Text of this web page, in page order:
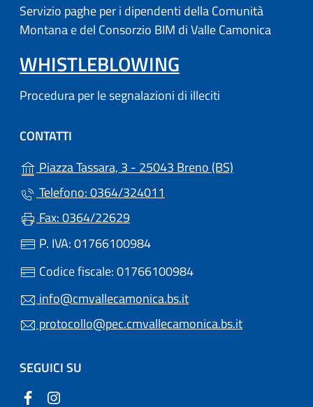
Servizio paghe per i dipendenti della Comunità
Montana e del Consorzio BIM di Valle Camonica
WHISTLEBLOWING
Procedura per le segnalazioni di illeciti
CONTATTI
Piazza Tassara, 3 - 25043 Breno (BS)
Telefono: 0364/324011
Fax: 0364/22629
P. IVA: 01766100984
Codice fiscale: 01766100984
info@cmvallecamonica.bs.it
protocollo@pec.cmvallecamonica.bs.it
SEGUICI SU